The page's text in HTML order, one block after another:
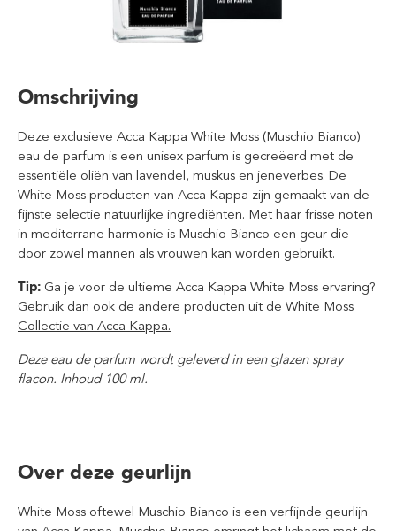
Omschrijving
Deze exclusieve Acca Kappa White Moss (Muschio Bianco)
eau de parfum is een unisex parfum is gecreëerd met de
essentiële oliën van lavendel, muskus en jeneverbes. De
White Moss producten van Acca Kappa zijn gemaakt van de
fijnste selectie natuurlijke ingrediënten. Met haar frisse noten
in mediterrane harmonie is Muschio Bianco een geur die
door zowel mannen als vrouwen kan worden gebruikt.
Tip: Ga je voor de ultieme Acca Kappa White Moss ervaring?
Gebruik dan ook de andere producten uit de White Moss
Collectie van Acca Kappa.
Deze eau de parfum wordt geleverd in een glazen spray
flacon. Inhoud 100 ml.
Over deze geurlijn
White Moss oftewel Muschio Bianco is een verfijnde geurlijn